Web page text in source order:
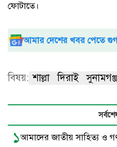
ফোটাতে।
আমার দেশের খবর পেতে
বিষয়: শাল্লা দিরাই
১আমাদের জাতীয় সাহিত্য ও